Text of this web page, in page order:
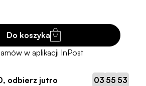
Do koszyka
, odbierz jutro 03 55 53